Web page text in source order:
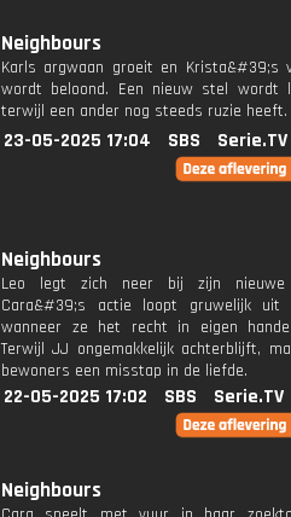
Neighbours
Karls argwaan groeit en Krista&#39;s
wordt beloond. Een nieuw stel wordt
terwijl een ander nog steeds ruzie heeft.
23-05-2025 17:04 SBS Serie.TV
Neighbours
Leo legt zich neer bij zijn nieuwe
Cara&#39;s actie loopt gruwelijk uit
wanneer ze het recht in eigen
Terwijl JJ ongemakkelijk achterblijft,
bewoners een misstap in de liefde.
22-05-2025 17:02 SBS Serie.TV
Neighbours